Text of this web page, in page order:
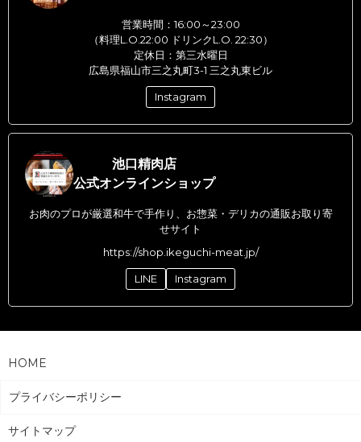
営業時間：16:00～23:00
（料理L.O.22:00 ドリンクL.O. 22:30）
定休日：第三水曜日
広島県福山市三之丸町3-1 三之丸東ビル
Instagram
池口精肉店
公式オンラインショップ
お肉のプロが厳選和牛で手作り、お惣菜・デリカの通販お取り寄
せサイト
https://shop.ikeguchi-meat.jp/
LINE Instagram
HOME
プライバシーポリシー
サイトマップ